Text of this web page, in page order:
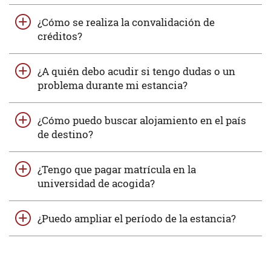
¿Cómo se realiza la convalidación de
créditos?
¿A quién debo acudir si tengo dudas o un
problema durante mi estancia?
¿Cómo puedo buscar alojamiento en el país
de destino?
¿Tengo que pagar matrícula en la
universidad de acogida?
¿Puedo ampliar el período de la estancia?